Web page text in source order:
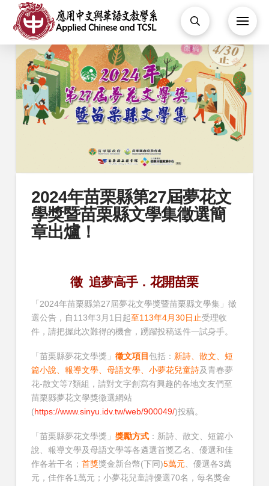
2024年苗栗縣第27屆夢花文
學獎暨苗栗縣文學集徵選簡
章出爐！
徵 追夢高手．花開苗栗
「2024年苗栗縣第27屆夢花文學獎暨苗栗縣文學集」徵
選公告，自113年3月1日起至113年4月30日止受理收
件，請把握此次難得的機會，踴躍投稿送件一試身手。
「苗栗縣夢花文學獎」 徵文項目包括： 新詩、散文、短
篇小說、報導文學、母語文學、小夢花兒童詩及青春夢
花-散文等7類組，請對文字創寫有興趣的各地文友們至
苗栗縣夢花文學獎徵選網站
(https://www.sinyu.idv.tw/web/900049/)投稿。
「苗栗縣夢花文學獎」 獎勵方式：新詩、散文、短篇小
說、報導文學及母語文學等各遴選首獎乙名、優選和佳
作各若干名； 首獎獎金新台幣(下同)5萬元、優選各3萬
元，佳作各1萬元；小夢花兒童詩優選70名，每名獎金